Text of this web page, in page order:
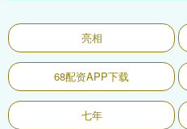
亮相
68配资APP下载
七年